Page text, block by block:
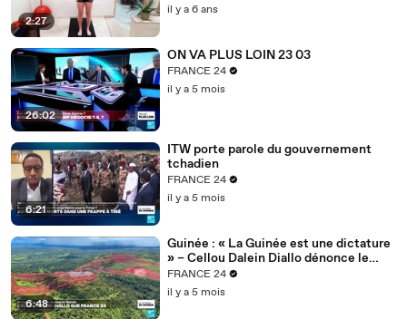
2:27
il y a 6 ans
26:02
ON VA PLUS LOIN 23 03
FRANCE 24
il y a 5 mois
6:21
ITW porte parole du gouvernement
tchadien
FRANCE 24
il y a 5 mois
6:48
Guinée : « La Guinée est une dictature
» – Cellou Dalein Diallo dénonce le
régime Doumbouya
FRANCE 24
il y a 5 mois